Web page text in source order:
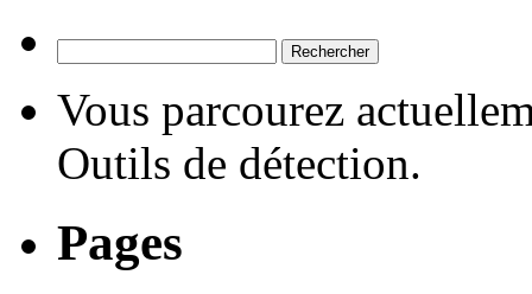
Vous parcourez
Outils de détection.
Pages